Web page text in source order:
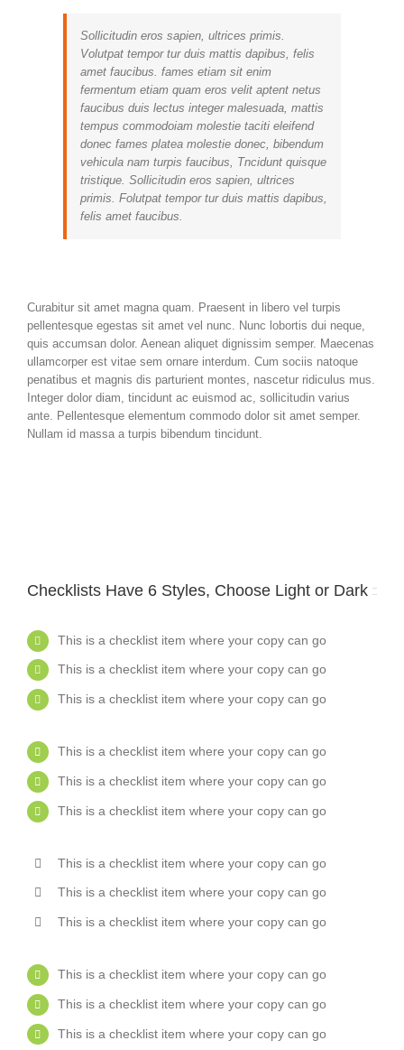
Sollicitudin eros sapien, ultrices primis.
Volutpat tempor tur duis mattis dapibus, felis
amet faucibus. fames etiam sit enim
fermentum etiam quam eros velit aptent netus
faucibus duis lectus integer malesuada, mattis
tempus commodoiam molestie taciti eleifend
donec fames platea molestie donec, bibendum
vehicula nam turpis faucibus, Tncidunt quisque
tristique. Sollicitudin eros sapien, ultrices
primis. Folutpat tempor tur duis mattis dapibus,
felis amet faucibus.
Curabitur sit amet magna quam. Praesent in libero vel turpis
pellentesque egestas sit amet vel nunc. Nunc lobortis dui neque,
quis accumsan dolor. Aenean aliquet dignissim semper. Maecenas
ullamcorper est vitae sem ornare interdum. Cum sociis natoque
penatibus et magnis dis parturient montes, nascetur ridiculus mus.
Integer dolor diam, tincidunt ac euismod ac, sollicitudin varius
ante. Pellentesque elementum commodo dolor sit amet semper.
Nullam id massa a turpis bibendum tincidunt.
Checklists Have 6 Styles, Choose Light or Dark
This is a checklist item where your copy can go
This is a checklist item where your copy can go
This is a checklist item where your copy can go
This is a checklist item where your copy can go
This is a checklist item where your copy can go
This is a checklist item where your copy can go
This is a checklist item where your copy can go
This is a checklist item where your copy can go
This is a checklist item where your copy can go
This is a checklist item where your copy can go
This is a checklist item where your copy can go
This is a checklist item where your copy can go